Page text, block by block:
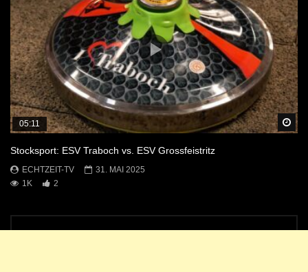
05:11
Stocksport: ESV Traboch vs. ESV Grossfeistritz
ECHTZEIT-TV
31. MAI 2025
1K
2